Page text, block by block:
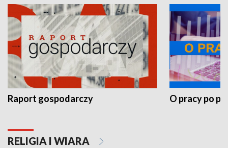
Raport gospodarczy O pracy po
RELIGIA I WIARA